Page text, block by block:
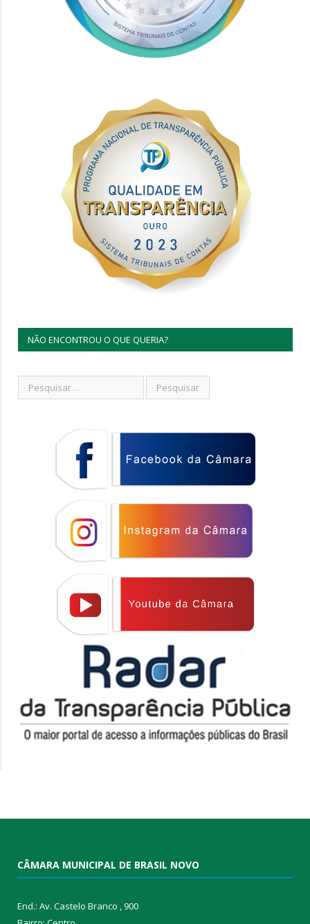
NÃO ENCONTROU O QUE QUERIA?
CÂMARA MUNICIPAL DE BRASIL NOVO
End.: Av. Castelo Branco , 900